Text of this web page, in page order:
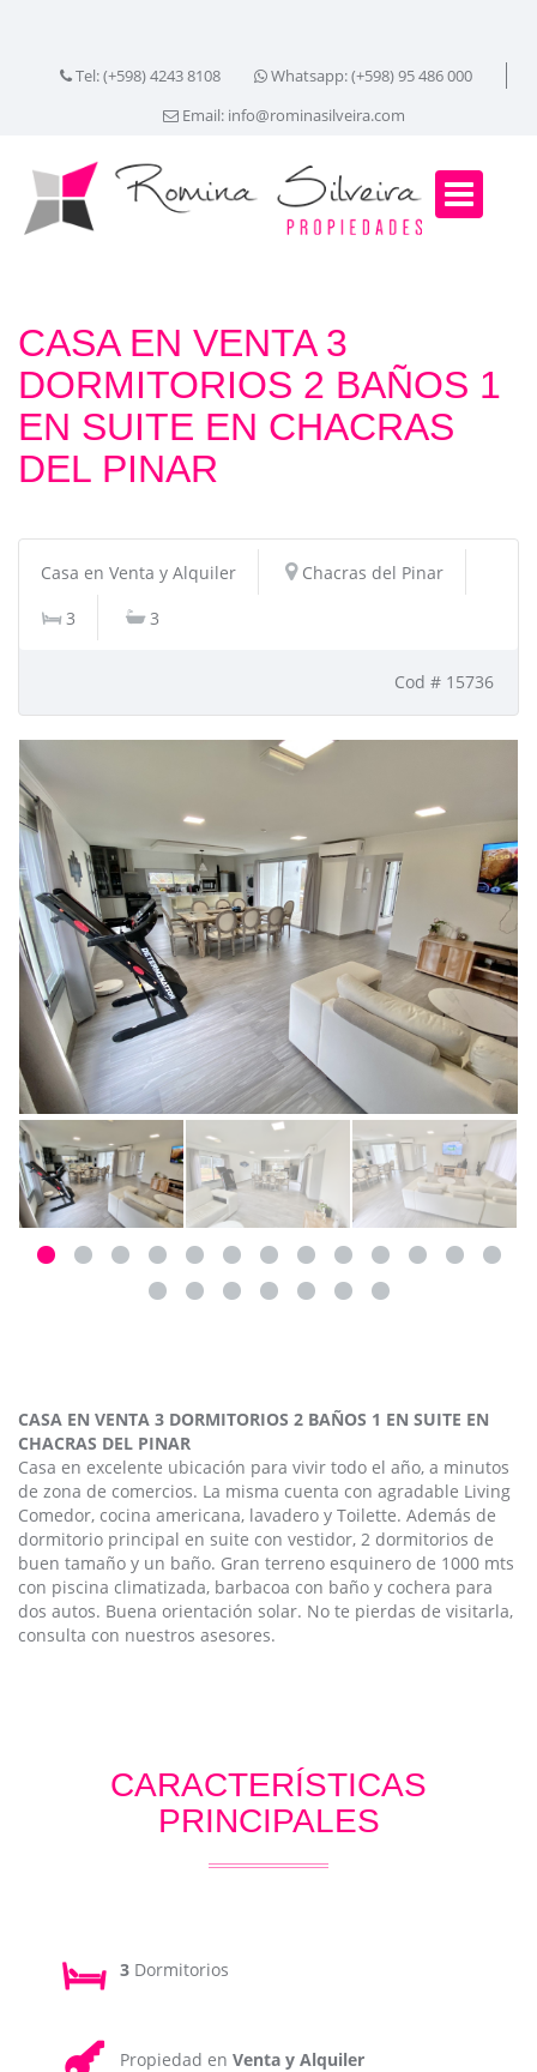
Tel: (+598) 4243 8108
Whatsapp: (+598) 95 486 000
Email: info@rominasilveira.com
CASA EN VENTA 3
DORMITORIOS 2 BAÑOS 1
EN SUITE EN CHACRAS
DEL PINAR
Casa en Venta y Alquiler
Chacras del Pinar
3
3
Cod # 15736
CASA EN VENTA 3 DORMITORIOS 2 BAÑOS 1 EN SUITE EN
CHACRAS DEL PINAR
Casa en excelente ubicación para vivir todo el año, a minutos
de zona de comercios. La misma cuenta con agradable Living
Comedor, cocina americana, lavadero y Toilette. Además de
dormitorio principal en suite con vestidor, 2 dormitorios de
buen tamaño y un baño. Gran terreno esquinero de 1000 mts
con piscina climatizada, barbacoa con baño y cochera para
dos autos. Buena orientación solar. No te pierdas de visitarla,
consulta con nuestros asesores.
CARACTERÍSTICAS
PRINCIPALES
3 Dormitorios
Propiedad en Venta y Alquiler